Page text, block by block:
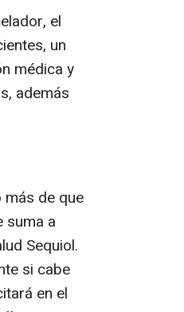
el
un
médica y
además
más de que
suma a
Sequiol.
si cabe
en el